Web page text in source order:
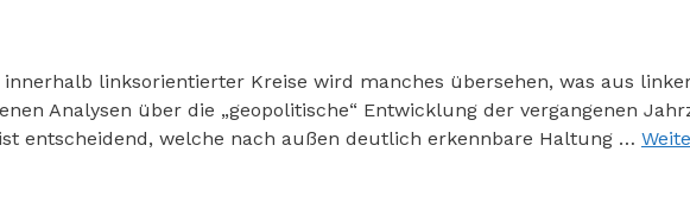
linksorientierter Kreise wird manches übersehen, was aus
Analysen über die „geopolitische“ Entwicklung der vergangenen
entscheidend, welche nach außen deutlich erkennbare Haltung …